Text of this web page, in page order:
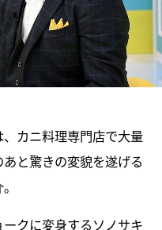
、カニ料理専門店で大量
と驚きの変貌を遂げる
クに変身するソノサキ